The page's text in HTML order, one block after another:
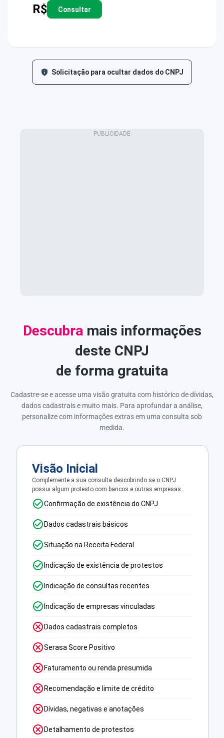
R$ Consultar
Solicitação para ocultar dados do CNPJ
Descubramais informações
deste CNPJ
de forma gratuita
Cadastre-se e acesse uma visão gratuita com histórico de dívidas,
dados cadastrais e muito mais. Para aprofundar a análise,
personalize com informações extras em uma consulta sob
medida.
Visão Inicial
Complemente a sua consulta descobrindo se o CNPJ
possui algum protesto com bancos e outras empresas.
Confirmação de existência do CNPJ
Dados cadastrais básicos
Situação na Receita Federal
Indicação de existência de protestos
Indicação de consultas recentes
Indicação de empresas vinculadas
Dados cadastrais completos
Serasa Score Positivo
Faturamento ou renda presumida
Recomendação e limite de crédito
Dívidas, negativas e anotações
Detalhamento de protestos